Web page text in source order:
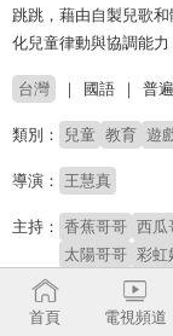
跳跳，藉由自製兒歌
化兒童律動與協調能力
台灣 國語 普
類別： 兒童 教育 遊
導演： 王慧真
主持： 香蕉哥哥 西瓜
太陽哥哥 彩虹
櫻桃姐姐 番茄
# 學齡前 # YOYO家族
首頁 電視頻道